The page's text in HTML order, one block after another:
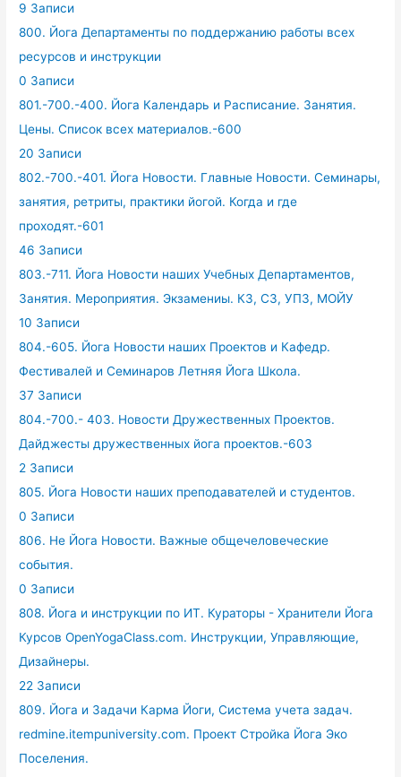
9 Записи
800. Йога Департаменты по поддержанию работы всех
ресурсов и инструкции
0 Записи
801.-700.-400. Йога Календарь и Расписание. Занятия.
Цены. Список всех материалов.-600
20 Записи
802.-700.-401. Йога Новости. Главные Новости. Семинары,
занятия, ретриты, практики йогой. Когда и где
проходят.-601
46 Записи
803.-711. Йога Новости наших Учебных Департаментов,
Занятия. Мероприятия. Экзамениы. КЗ, СЗ, УПЗ, МОЙУ
10 Записи
804.-605. Йога Новости наших Проектов и Кафедр.
Фестивалей и Семинаров Летняя Йога Школа.
37 Записи
804.-700.- 403. Новости Дружественных Проектов.
Дайджесты дружественных йога проектов.-603
2 Записи
805. Йога Новости наших преподавателей и студентов.
0 Записи
806. Не Йога Новости. Важные общечеловеческие
события.
0 Записи
808. Йога и инструкции по ИТ. Кураторы - Хранители Йога
Курсов OpenYogaClass.com. Инструкции, Управляющие,
Дизайнеры.
22 Записи
809. Йога и Задачи Карма Йоги, Система учета задач.
redmine.itempuniversity.com. Проект Стройка Йога Эко
Поселения.